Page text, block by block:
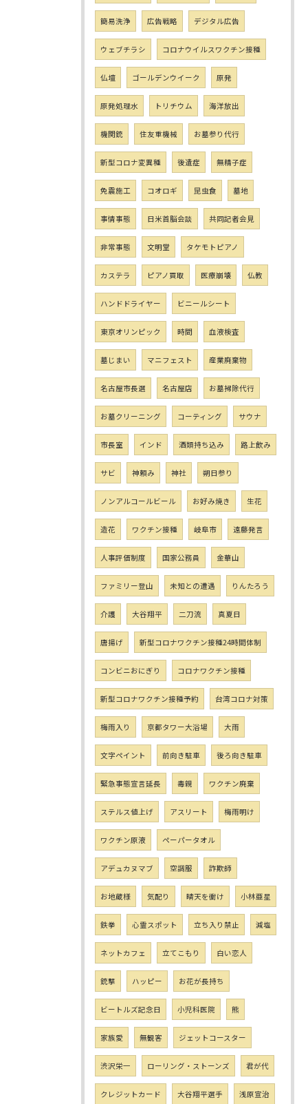
簡易洗浄 広告戦略 デジタル広告
ウェブチラシ コロナウイルスワクチン接種
仏壇 ゴールデンウイーク 原発
原発処理水 トリチウム 海洋放出
機関銃 住友重機械 お墓参り代行
新型コロナ変異種 後遺症 無精子症
免震施工 コオロギ 昆虫食 墓地
事情事態 日米首脳会談 共同記者会見
非常事態 文明堂 タケモトピアノ
カステラ ピアノ買取 医療崩壊 仏教
ハンドドライヤー ビニールシート
東京オリンピック 時間 血液検査
墓じまい マニフェスト 産業廃棄物
名古屋市長選 名古屋店 お墓掃除代行
お墓クリーニング コーティング サウナ
市長室 インド 酒類持ち込み 路上飲み
サビ 神頼み 神社 朔日参り
ノンアルコールビール お好み焼き 生花
造花 ワクチン接種 岐阜市 遠藤発言
人事評価制度 国家公務員 金華山
ファミリー登山 未知との遭遇 りんたろう
介護 大谷翔平 二刀流 真夏日
唐揚げ 新型コロナワクチン接種24時間体制
コンビニおにぎり コロナワクチン接種
新型コロナワクチン接種予約 台湾コロナ対策
梅雨入り 京都タワー大浴場 大雨
文字ペイント 前向き駐車 後ろ向き駐車
緊急事態宣言延長 毒親 ワクチン廃棄
ステルス値上げ アスリート 梅雨明け
ワクチン原液 ペーパータオル
アデュカヌマブ 空調服 詐欺師
お地蔵様 気配り 晴天を衝け 小林亜星
鉄拳 心霊スポット 立ち入り禁止 減塩
ネットカフェ 立てこもり 白い恋人
銃撃 ハッピー お花が長持ち
ビートルズ記念日 小児科医院 熊
家族愛 無観客 ジェットコースター
渋沢栄一 ローリング・ストーンズ 君が代
クレジットカード 大谷翔平選手 浅原宣治